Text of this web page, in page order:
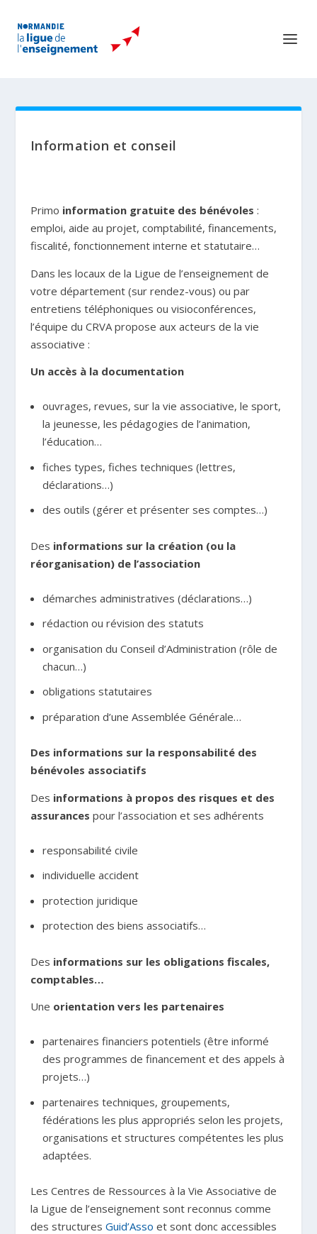
Information et conseil
Primo information gratuite des bénévoles :
emploi, aide au projet, comptabilité, financements,
fiscalité, fonctionnement interne et statutaire…
Dans les locaux de la Ligue de l’enseignement de
votre département (sur rendez-vous) ou par
entretiens téléphoniques ou visioconférences,
l’équipe du CRVA propose aux acteurs de la vie
associative :
Un accès à la documentation
ouvrages, revues, sur la vie associative, le sport,
la jeunesse, les pédagogies de l’animation,
l’éducation…
fiches types, fiches techniques (lettres,
déclarations…)
des outils (gérer et présenter ses comptes…)
Des informations sur la création (ou la
réorganisation) de l’association
démarches administratives (déclarations…)
rédaction ou révision des statuts
organisation du Conseil d’Administration (rôle de
chacun…)
obligations statutaires
préparation d’une Assemblée Générale…
Des informations sur la responsabilité des
bénévoles associatifs
Des informations à propos des risques et des
assurances pour l’association et ses adhérents
responsabilité civile
individuelle accident
protection juridique
protection des biens associatifs…
Des informations sur les obligations fiscales,
comptables…
Une orientation vers les partenaires
partenaires financiers potentiels (être informé
des programmes de financement et des appels à
projets…)
partenaires techniques, groupements,
fédérations les plus appropriés selon les projets,
organisations et structures compétentes les plus
adaptées.
Les Centres de Ressources à la Vie Associative de
la Ligue de l’enseignement sont reconnus comme
des structures Guid’Asso et sont donc accessibles